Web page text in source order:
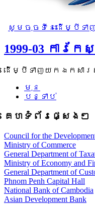
សូមចុចទីនេះដើម្បីទា
1999-03 កា
ដើម្បីទាញយកឯកសារសូ
មុន
បន្ទាប់
គេហទំព័រផ្សេងៗ
Council for the
Ministry of Commerce
General Department of
Ministry of Economy and
General Department of
Phnom Penh Capital Hall
National Bank of Cambodia
Asian Development Bank